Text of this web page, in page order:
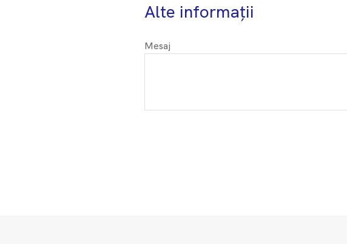
Alte informații
Mesaj